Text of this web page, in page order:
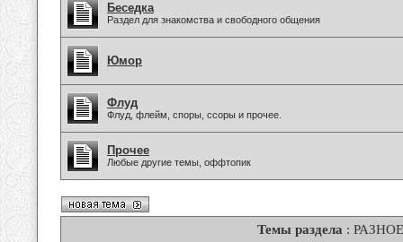
Беседка
Раздел для знакомства и свободного общения
Юмор
Флуд
Флуд, флейм, споры, ссоры и прочее.
Прочее
Любые другие темы, оффтопик
Темы раздела : РАЗНОЕ